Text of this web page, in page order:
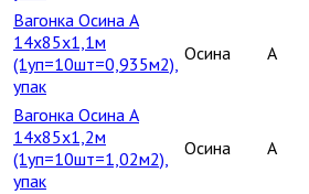
Вагонка Осина А
14х85х1,1м
(1уп=10шт=0,935м2),
упак
Осина A
Вагонка Осина А
14х85х1,2м
(1уп=10шт=1,02м2),
упак
Осина A